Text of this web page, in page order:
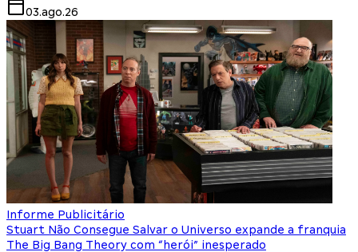
03.ago.26
Informe Publicitário
Stuart Não Consegue Salvar o Universo expande a franquia
The Big Bang Theory com “herói” inesperado